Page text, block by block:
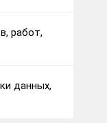
работ,
данных,